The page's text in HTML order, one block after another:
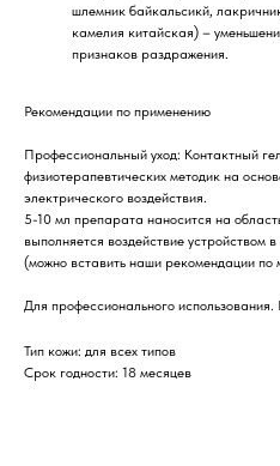
шлемник байкальсикй,
камелия китайская) –
признаков раздражения.
Рекомендации по применению
Профессиональный уход: Контактный
физиотерапевтических методик на
электрического воздействия.
5-10 мл препарата наносится на
выполняется воздействие устройством
(можно вставить наши рекомендации по
Для профессионального
Тип кожи: для всех типов
Срок годности: 18 месяцев